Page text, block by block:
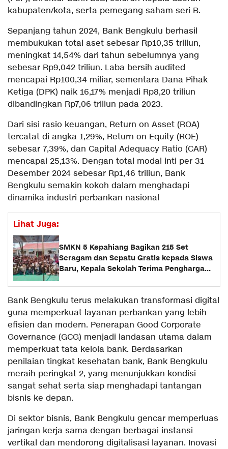
kabupaten/kota, serta pemegang saham seri B.
Sepanjang tahun 2024, Bank Bengkulu berhasil
membukukan total aset sebesar Rp10,35 triliun,
meningkat 14,54% dari tahun sebelumnya yang
sebesar Rp9,042 triliun. Laba bersih audited
mencapai Rp100,34 miliar, sementara Dana Pihak
Ketiga (DPK) naik 16,17% menjadi Rp8,20 triliun
dibandingkan Rp7,06 triliun pada 2023.
Dari sisi rasio keuangan, Return on Asset (ROA)
tercatat di angka 1,29%, Return on Equity (ROE)
sebesar 7,39%, dan Capital Adequacy Ratio (CAR)
mencapai 25,13%. Dengan total modal inti per 31
Desember 2024 sebesar Rp1,46 triliun, Bank
Bengkulu semakin kokoh dalam menghadapi
dinamika industri perbankan nasional
Lihat Juga:
SMKN 5 Kepahiang Bagikan 215 Set
Seragam dan Sepatu Gratis kepada Siswa
Baru, Kepala Sekolah Terima Penghargaan
Bank Bengkulu terus melakukan transformasi digital
guna memperkuat layanan perbankan yang lebih
efisien dan modern. Penerapan Good Corporate
Governance (GCG) menjadi landasan utama dalam
memperkuat tata kelola bank. Berdasarkan
penilaian tingkat kesehatan bank, Bank Bengkulu
meraih peringkat 2, yang menunjukkan kondisi
sangat sehat serta siap menghadapi tantangan
bisnis ke depan.
Di sektor bisnis, Bank Bengkulu gencar memperluas
jaringan kerja sama dengan berbagai instansi
vertikal dan mendorong digitalisasi layanan. Inovasi